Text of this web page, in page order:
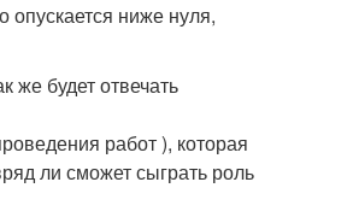
опускается ниже нуля,
же будет отвечать
работ ), которая
ли сможет сыграть роль